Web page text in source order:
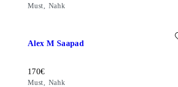
Must, Nahk
Alex M Saapad
Hind:
170€
Must, Nahk
Lisa lemmikuks: ALEX M SAAPAD (Must,